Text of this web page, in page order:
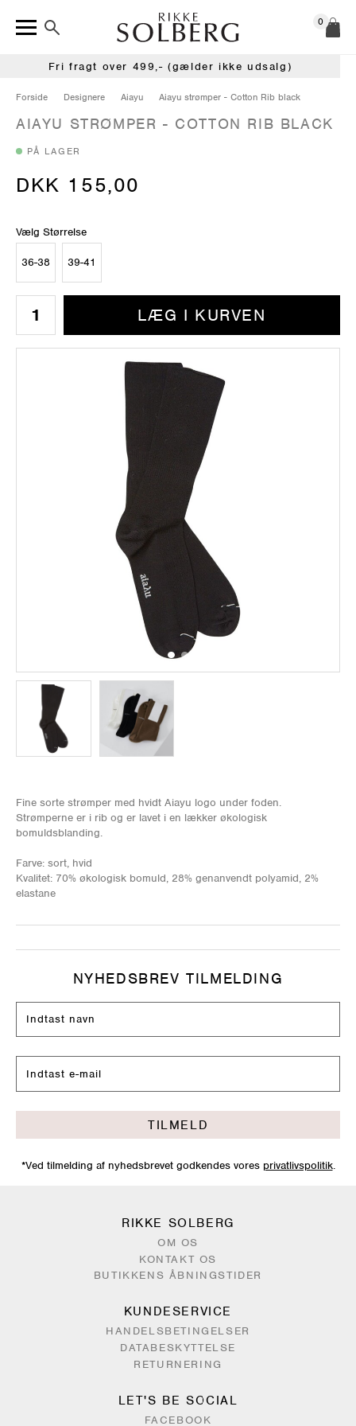
0
Fri fragt over 499,- (gælder ikke udsalg)
Forside Designere Aiayu Aiayu strømper - Cotton Rib black
AIAYU STRØMPER - COTTON RIB BLACK
PÅ LAGER
DKK 155,00
Vælg Størrelse
36-38 39-41
LÆG I KURVEN
Fine sorte strømper med hvidt Aiayu logo under foden.
Strømperne er i rib og er lavet i en lækker økologisk
bomuldsblanding.
Farve: sort, hvid
Kvalitet: 70% økologisk bomuld, 28% genanvendt polyamid, 2%
elastane
NYHEDSBREV TILMELDING
TILMELD
*Ved tilmelding af nyhedsbrevet godkendes vores privatlivspolitik.
RIKKE SOLBERG
OM OS
KONTAKT OS
BUTIKKENS ÅBNINGSTIDER
KUNDESERVICE
HANDELSBETINGELSER
DATABESKYTTELSE
RETURNERING
LET'S BE SOCIAL
FACEBOOK